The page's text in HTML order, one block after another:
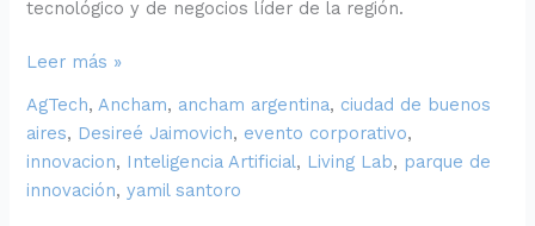
tecnológico y de negocios líder de la región.
Leer más »
AgTech,Ancham, ancham argentina, ciudad de buenos
aires, Desireé Jaimovich, evento corporativo,
innovacion, Inteligencia Artificial, Living Lab, parque de
innovación,yamil santoro